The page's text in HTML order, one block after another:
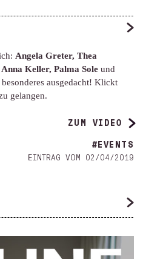
#EVENTS
EINTRAG VOM 02/04/2019
Angela Greter, Thea
Keller, Palma Sole und
besonderes ausgedacht! Klickt
gelangen.
ZUM VIDEO